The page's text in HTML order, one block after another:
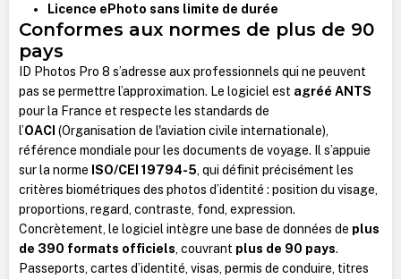
Licence ePhoto sans limite de durée
Conformes aux normes de plus de 90
pays
ID Photos Pro 8 s’adresse aux professionnels qui ne peuvent
pas se permettre l’approximation. Le logiciel est agréé ANTS
pour la France et respecte les standards de
l’OACI (Organisation de l'aviation civile internationale),
référence mondiale pour les documents de voyage. Il s’appuie
sur la norme ISO/CEI 19794-5, qui définit précisément les
critères biométriques des photos d’identité : position du visage,
proportions, regard, contraste, fond, expression.
Concrètement, le logiciel intègre une base de données de plus
de 390 formats officiels, couvrant plus de 90 pays.
Passeports, cartes d’identité, visas, permis de conduire, titres